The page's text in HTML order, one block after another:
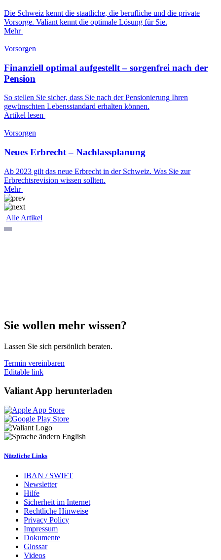
Die Schweiz kennt die staatliche, die berufliche und die private
Vorsorge. Valiant kennt die optimale Lösung für Sie.
Mehr
Vorsorgen
Finanziell optimal aufgestellt – sorgenfrei nach der
Pension
So stellen Sie sicher, dass Sie nach der Pensionierung Ihren
gewünschten Lebensstandard erhalten können.
Artikel lesen
Vorsorgen
Neues Erbrecht – Nachlassplanung
Ab 2023 gilt das neue Erbrecht in der Schweiz. Was Sie zur
Erbrechtsrevision wissen sollten.
Mehr
Alle Artikel
Sie wollen mehr wissen?
Lassen Sie sich persönlich beraten.
Termin vereinbaren
Editable link
Valiant App herunterladen
English
Nützliche Links
IBAN / SWIFT
Newsletter
Hilfe
Sicherheit im Internet
Rechtliche Hinweise
Privacy Policy
Impressum
Dokumente
Glossar
Videos